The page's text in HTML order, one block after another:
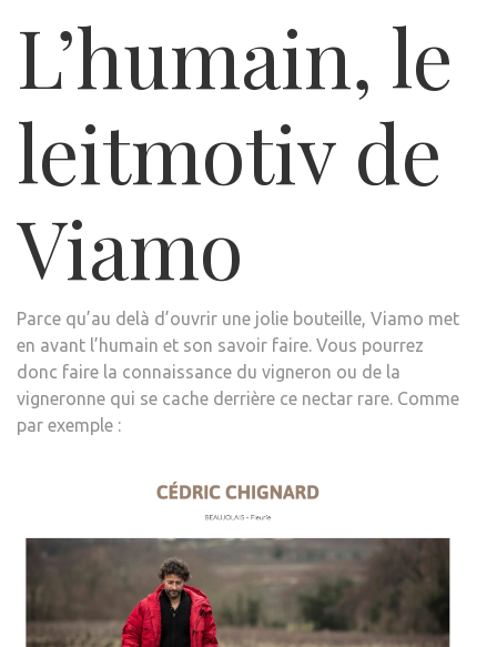
L’humain, le
leitmotiv de
Viamo
Parce qu’au delà d’ouvrir une jolie bouteille, Viamo met
en avant l’humain et son savoir faire. Vous pourrez
donc faire la connaissance du vigneron ou de la
vigneronne qui se cache derrière ce nectar rare. Comme
par exemple :